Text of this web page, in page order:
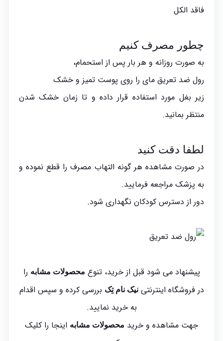
فاقد الکل
چطور مصرف کنیم
به صورت روزانه و هر بار پس از استحمام،
رول ضد تعریق مای را روی پوست تمیز و خشک
زیر بغل مورد استفاده قرار داده و تا زمان خشک شدن
منتظر بمانید.
لطفا دقت کنید
در صورت مشاهده هر گونه التهاب مصرف را قطع نموده و
به پزشک مراجعه فرمایید.
دور از دسترس کودکان نگهداری شود.
پیشنهاد می شود قبل از خرید، تنوع محصولات مشابه را
در فروشگاه اینترنتینیک نام تِک بررسی کرده و سپس اقدام
به خرید نمایید.
جهت مشاهده و خرید محصولات مشابه اینجا را کلیک